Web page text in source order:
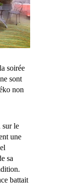
soirée
sont
non
sur le
une
sa
battait